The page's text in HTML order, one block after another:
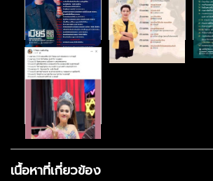
เนื้อหาที่เกี่ยวข้อง